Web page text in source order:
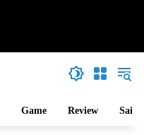
Game Review Sains